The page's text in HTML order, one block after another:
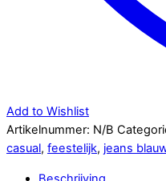
Add to Wishlist
Artikelnummer: N/B
casual, feestelijk, jeans